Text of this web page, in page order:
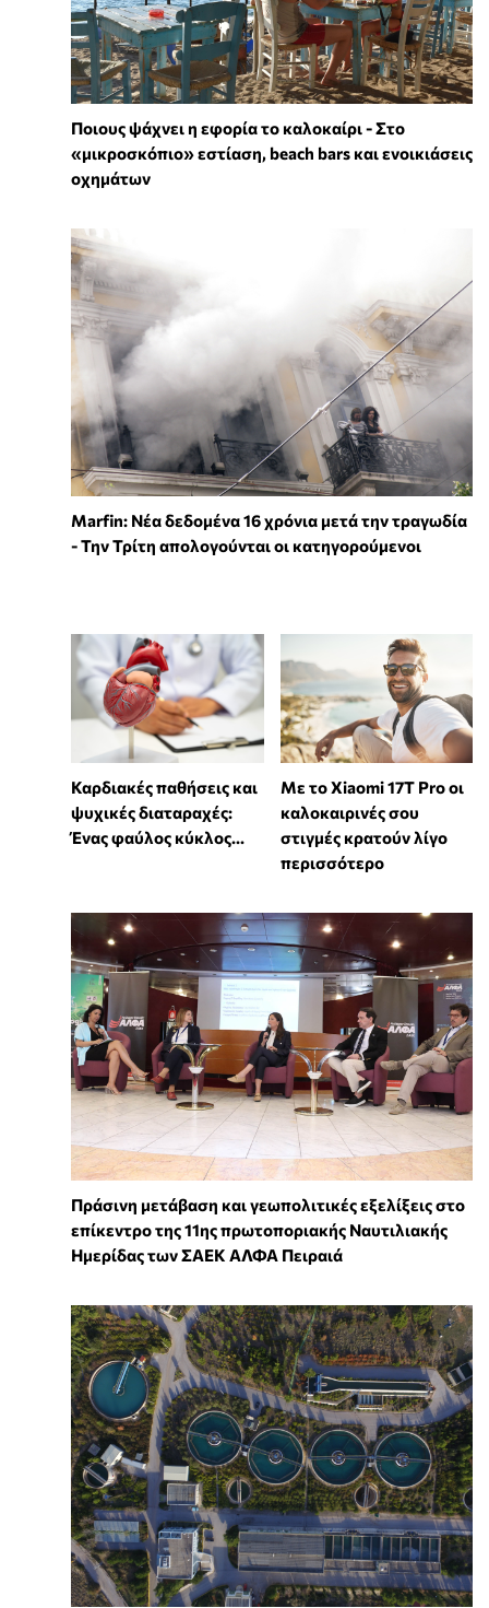
Ποιους ψάχνει η εφορία το καλοκαίρι - Στο
«μικροσκόπιο» εστίαση, beach bars και ενοικιάσεις
οχημάτων
Marfin: Νέα δεδομένα 16 χρόνια μετά την τραγωδία
- Την Τρίτη απολογούνται οι κατηγορούμενοι
Καρδιακές παθήσεις και
ψυχικές διαταραχές:
Ένας φαύλος κύκλος...
Με το Xiaomi 17T Pro οι
καλοκαιρινές σου
στιγμές κρατούν λίγο
περισσότερο
Πράσινη μετάβαση και γεωπολιτικές εξελίξεις στο
επίκεντρο της 11ης πρωτοποριακής Ναυτιλιακής
Ημερίδας των ΣΑΕΚ ΑΛΦΑ Πειραιά